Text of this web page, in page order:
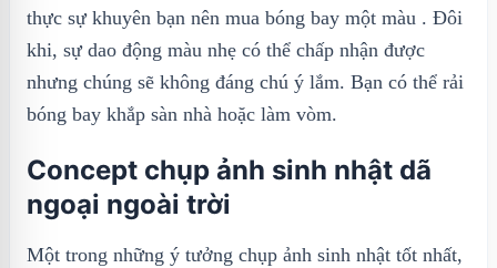
thực sự khuyên bạn nên mua bóng bay một màu . Đôi
khi, sự dao động màu nhẹ có thể chấp nhận được
nhưng chúng sẽ không đáng chú ý lắm. Bạn có thể rải
bóng bay khắp sàn nhà hoặc làm vòm.
Concept chụp ảnh sinh nhật dã
ngoại ngoài trời
Một trong những ý tưởng chụp ảnh sinh nhật tốt nhất,